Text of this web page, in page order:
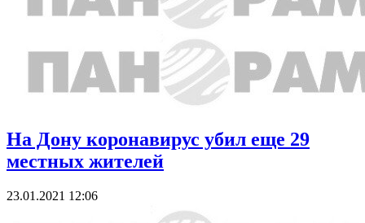
На Дону коронавирус убил еще 29
местных жителей
23.01.2021 12:06